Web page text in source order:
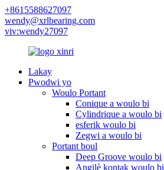
+8615588627097
wendy@xrlbearing.com
viv:wendy27097
Lakay
Pwodwi yo
Woulo Portant
Conique a woulo bi
Cylindrique a woulo bi
esferik woulo bi
Zegwi a woulo bi
Portant boul
Deep Groove woulo bi
Angilè kontak woulo bi